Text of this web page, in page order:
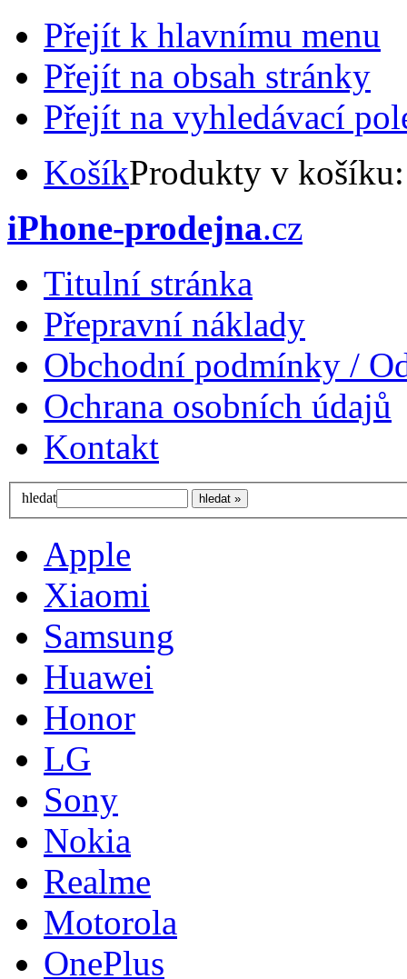
Přejít k hlavnímu menu
Přejít na obsah stránky
Přejít na vyhledávací
KošíkProdukty v
iPhone-prodejna.cz
Titulní stránka
Přepravní náklady
Obchodní podmínky /
Ochrana osobních údajů
Kontakt
hledat
Apple
Xiaomi
Samsung
Huawei
Honor
LG
Sony
Nokia
Realme
Motorola
OnePlus